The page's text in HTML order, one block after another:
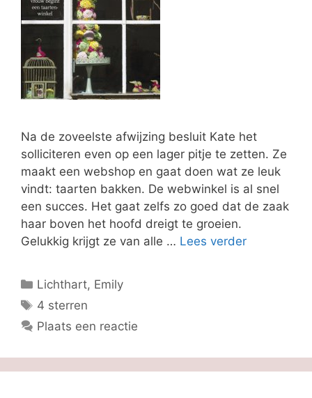
Na de zoveelste afwijzing besluit Kate het
solliciteren even op een lager pitje te zetten. Ze
maakt een webshop en gaat doen wat ze leuk
vindt: taarten bakken. De webwinkel is al snel
een succes. Het gaat zelfs zo goed dat de zaak
haar boven het hoofd dreigt te groeien.
Gelukkig krijgt ze van alle … Lees verder
Categorieën
Lichthart, Emily
Tags
4 sterren
Plaats een reactie